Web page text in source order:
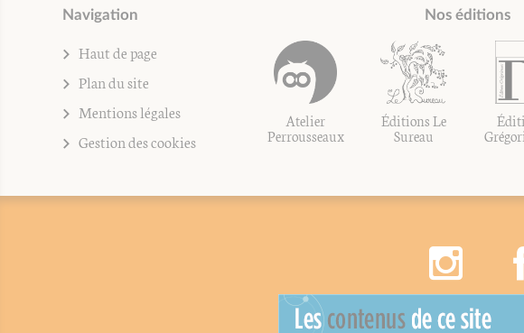
Navigation
Haut de page
Plan du site
Mentions légales
Gestion des cookies
Nos éditions
Atelier
Perrousseaux
Éditions Le
Sureau